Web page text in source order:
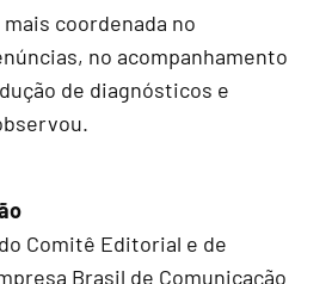
coordenada no
no acompanhamento
de diagnósticos e
Comitê Editorial e de
Brasil de Comunicação